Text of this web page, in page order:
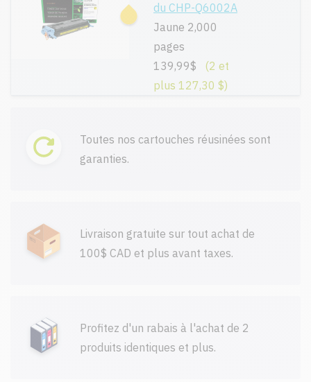
du CHP-Q6002A
Jaune 2,000
pages
139,99$
(2 et
plus 127,30 $)
Toutes nos cartouches réusinées sont
garanties.
Livraison gratuite sur tout achat de
100$ CAD et plus avant taxes.
Profitez d'un rabais à l'achat de 2
produits identiques et plus.